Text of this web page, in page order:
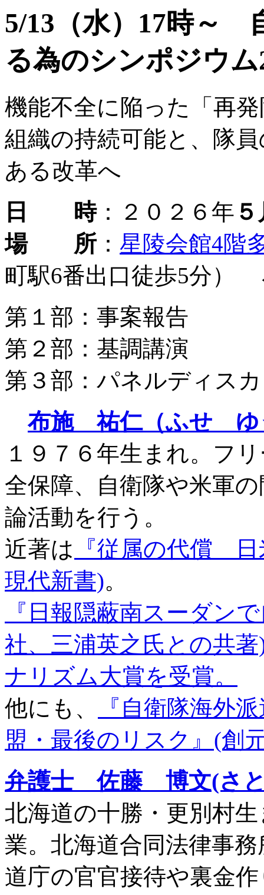
5/13（水）17時～
る為のシンポジウム
機能不全に陥った「再
組織の持続可能と、隊
ある改革へ
日 時：２０２６年
場 所 ： 星陵会館4階
町駅6番出口徒歩5分）
第１部：事案報告
第２部：基調講演
第３部：パネルディス
布施 祐仁（ふせ ゆ
１９７６年生まれ。フ
全保障、自衛隊や米軍
論活動を行う。
近著は 『従属の代償
現代新書)。
『日報隠蔽南スーダン
社、三浦英之氏との共著
ナリズム大賞を受賞。
他にも、
『自衛隊海外
盟・最後のリスク』(創
弁護士 佐藤 博文(さ
北海道の十勝・更別村
業。北海道合同法律事
道庁の官官接待や裏金